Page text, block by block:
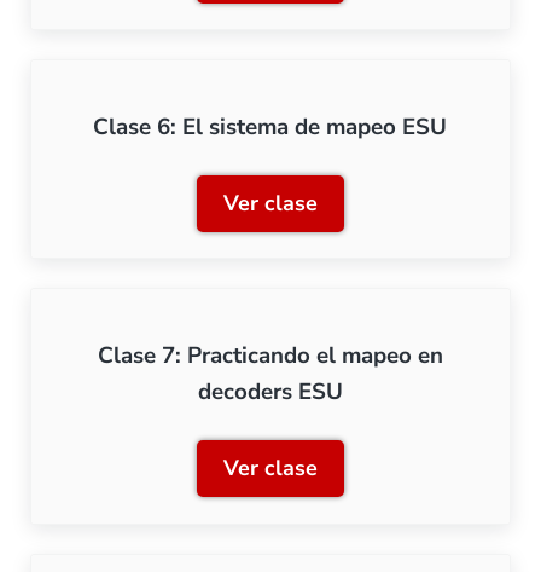
Clase 6: El sistema de mapeo ESU
Ver claseClase 6: El sistema de
Clase 7: Practicando el mapeo en
decoders ESU
Ver claseClase 7: Practicando el